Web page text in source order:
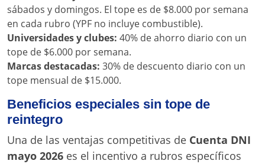
sábados y domingos. El tope es de $8.000 por semana
en cada rubro (YPF no incluye combustible).
Universidades y clubes: 40% de ahorro diario con un
tope de $6.000 por semana.
Marcas destacadas: 30% de descuento diario con un
tope mensual de $15.000.
Beneficios especiales sin tope de
reintegro
Una de las ventajas competitivas de Cuenta DNI
mayo 2026 es el incentivo a rubros específicos